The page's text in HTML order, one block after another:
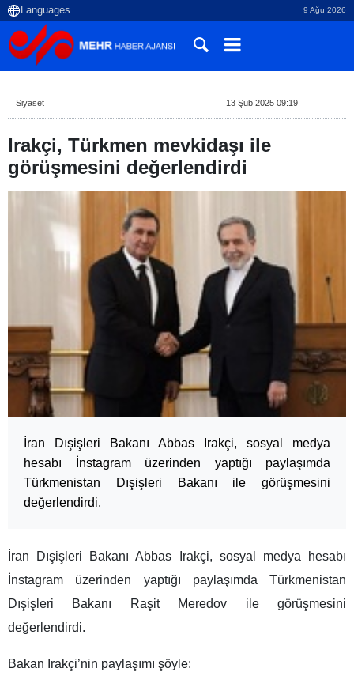
9 Ağu 2026
Siyaset 13 Şub 2025 09:19
Irakçi, Türkmen mevkidaşı ile
görüşmesini değerlendirdi
İran Dışişleri Bakanı Abbas Irakçi, sosyal medya
hesabı İnstagram üzerinden yaptığı paylaşımda
Türkmenistan Dışişleri Bakanı ile görüşmesini
değerlendirdi.
İran Dışişleri Bakanı Abbas Irakçi, sosyal medya hesabı
İnstagram üzerinden yaptığı paylaşımda Türkmenistan
Dışişleri Bakanı Raşit Meredov ile görüşmesini
değerlendirdi.
Bakan Irakçi’nin paylaşımı şöyle: